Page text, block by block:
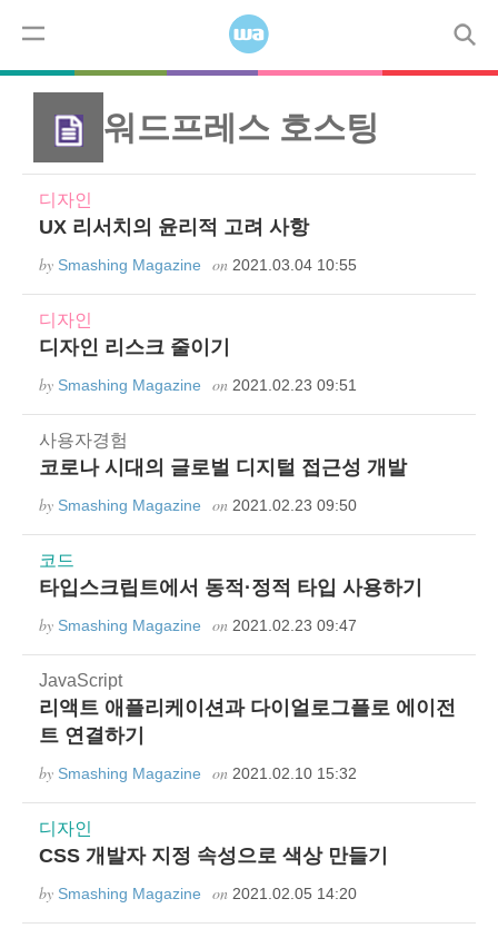
Menu
코드 디자인 워드프레스
워드프레스 호스팅
디자인
UX 리서치의 윤리적 고려 사항
by Smashing Magazine on 2021.03.04 10:55
디자인
디자인 리스크 줄이기
by Smashing Magazine on 2021.02.23 09:51
사용자경험
코로나 시대의 글로벌 디지털 접근성 개발
by Smashing Magazine on 2021.02.23 09:50
코드
타입스크립트에서 동적·정적 타입 사용하기
by Smashing Magazine on 2021.02.23 09:47
JavaScript
리액트 애플리케이션과 다이얼로그플로 에이전
트 연결하기
by Smashing Magazine on 2021.02.10 15:32
디자인
CSS 개발자 지정 속성으로 색상 만들기
by Smashing Magazine on 2021.02.05 14:20